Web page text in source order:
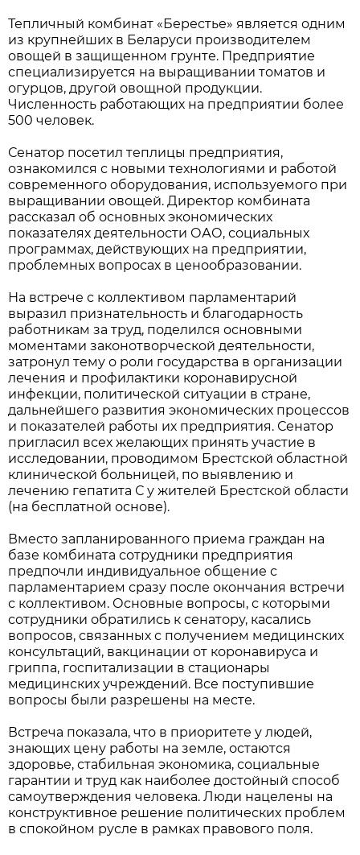
Тепличный комбинат «Берестье» является одним
из крупнейших в Беларуси производителем
овощей в защищенном грунте. Предприятие
специализируется на выращивании томатов и
огурцов, другой овощной продукции.
Численность работающих на предприятии более
500 человек.
Сенатор посетил теплицы предприятия,
ознакомился с новыми технологиями и работой
современного оборудования, используемого при
выращивании овощей. Директор комбината
рассказал об основных экономических
показателях деятельности ОАО, социальных
программах, действующих на предприятии,
проблемных вопросах в ценообразовании.
На встрече с коллективом парламентарий
выразил признательность и благодарность
работникам за труд, поделился основными
моментами законотворческой деятельности,
затронул тему о роли государства в организации
лечения и профилактики коронавирусной
инфекции, политической ситуации в стране,
дальнейшего развития экономических процессов
и показателей работы их предприятия. Сенатор
пригласил всех желающих принять участие в
исследовании, проводимом Брестской областной
клинической больницей, по выявлению и
лечению гепатита С у жителей Брестской области
(на бесплатной основе).
Вместо запланированного приема граждан на
базе комбината сотрудники предприятия
предпочли индивидуальное общение с
парламентарием сразу после окончания встречи
с коллективом. Основные вопросы, с которыми
сотрудники обратились к сенатору, касались
вопросов, связанных с получением медицинских
консультаций, вакцинации от коронавируса и
гриппа, госпитализации в стационары
медицинских учреждений. Все поступившие
вопросы были разрешены на месте.
Встреча показала, что в приоритете у людей,
знающих цену работы на земле, остаются
здоровье, стабильная экономика, социальные
гарантии и труд как наиболее достойный способ
самоутверждения человека. Люди нацелены на
конструктивное решение политических проблем
в спокойном русле в рамках правового поля.